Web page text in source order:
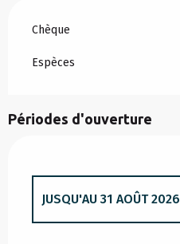
Chèque
Espèces
Périodes d'ouverture
JUSQU'AU 31 AOÛT 2026